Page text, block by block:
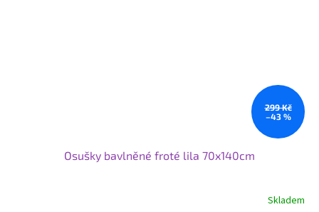
299 Kč
–43 %
Osušky bavlněné froté lila 70x140cm
Skladem